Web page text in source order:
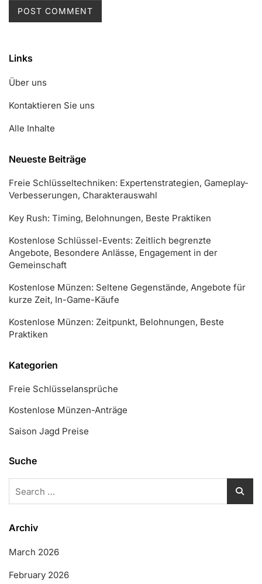
Links
Über uns
Kontaktieren Sie uns
Alle Inhalte
Neueste Beiträge
Freie Schlüsseltechniken: Expertenstrategien, Gameplay-
Verbesserungen, Charakterauswahl
Key Rush: Timing, Belohnungen, Beste Praktiken
Kostenlose Schlüssel-Events: Zeitlich begrenzte
Angebote, Besondere Anlässe, Engagement in der
Gemeinschaft
Kostenlose Münzen: Seltene Gegenstände, Angebote für
kurze Zeit, In-Game-Käufe
Kostenlose Münzen: Zeitpunkt, Belohnungen, Beste
Praktiken
Kategorien
Freie Schlüsselansprüche
Kostenlose Münzen-Anträge
Saison Jagd Preise
Suche
for:
Archiv
March 2026
February 2026